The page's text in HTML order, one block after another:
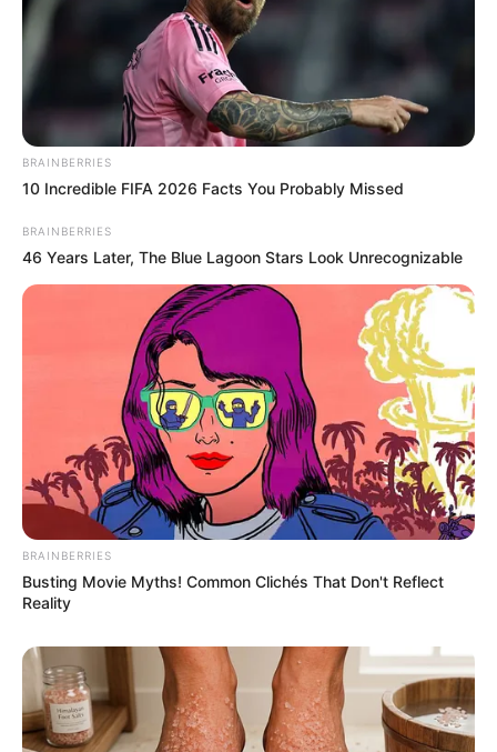
Remember These Iconic '90s Couples? See The List
That Defined A Generation
BRAINBERRIES
แนะนำ
ดูดวง
ดูเพิ่มเติม
ดูดวง
BRAINBERRIES
10 Incredible FIFA 2026 Facts You Probably Missed
BRAINBERRIES
46 Years Later, The Blue Lagoon Stars Look Unrecognizable
BRAINBERRIES
Busting Movie Myths! Common Clichés That Don't Reflect
Reality